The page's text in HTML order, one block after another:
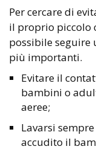
Per cercare di
il proprio piccolo
possibile seguire
più importanti.
Evitare il
bambini o
aeree;
Lavarsi
accudito il